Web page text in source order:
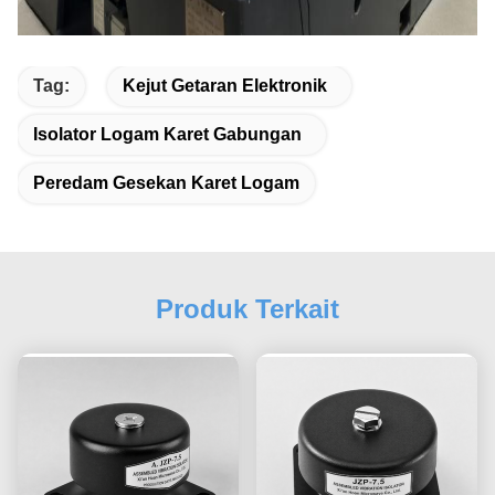
Tag: Kejut Getaran Elektronik
Isolator Logam Karet Gabungan
Peredam Gesekan Karet Logam
Produk Terkait